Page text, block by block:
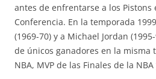
antes de enfrentarse a los Pistons
Conferencia. En la temporada
(1969-70) y a Michael Jordan
de únicos ganadores en la misma
NBA, MVP de las Finales de la